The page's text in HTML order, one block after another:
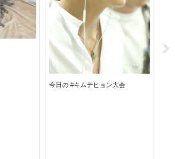
今日の #キムテヒョン大会